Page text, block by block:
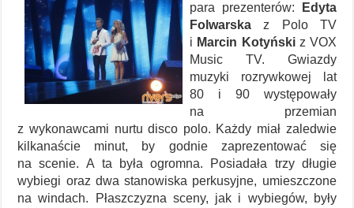
para prezenterów:
Edyta
Folwarska z Polo TV
i Marcin Kotyńskiz VOX
Music TV. Gwiazdy
muzyki rozrywkowej lat
80 i 90 występowały
na przemian
z wykonawcami nurtu disco polo. Każdy miał zaledwie
kilkanaście minut, by godnie zaprezentować się
na scenie. A ta była ogromna. Posiadała trzy długie
wybiegi oraz dwa stanowiska perkusyjne, umieszczone
na windach. Płaszczyzna sceny, jak i wybiegów, były